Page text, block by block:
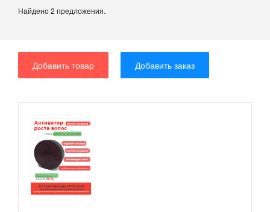
Найдено 2 предложения.
Добавить товар Добавить заказ